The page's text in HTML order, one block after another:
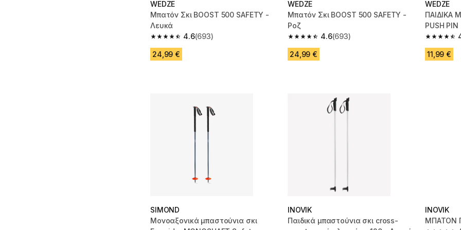
WEDZE
Μπατόν Σκι BOOST 500 SAFETY -
Λευκά
4.6
4.6 out of 5 stars from 693 reviews
(693)
24,99 €
WEDZE
Μπατόν Σκι BOOST 500 SAFETY -
Ροζ
4.6
4.6 out of 5 stars from 693 reviews
(693)
24,99 €
WEDZE
ΠΑΙΔΙΚΑ
PUSH
4.6 out
11,99 €
SIMOND
Μονοαξονικά μπαστούνια σκι
INOVIK
Παιδικά μπαστούνια σκι cross-
INOVIK
ΜΠΑΤΟΝ